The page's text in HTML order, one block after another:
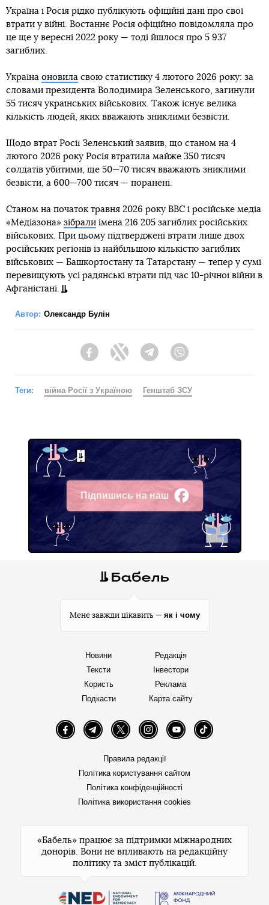
Україна і Росія рідко публікують офіційні дані про свої
втрати у війні. Востаннє Росія офіційно повідомляла про
це ще у вересні 2022 року — тоді йшлося про 5 937
загиблих.
Україна оновила свою статистику 4 лютого 2026 року: за
словами президента Володимира Зеленського, загинули
55 тисяч українських військових. Також існує велика
кількість людей, яких вважають зниклими безвісти.
Щодо втрат Росії Зеленський заявив, що станом на 4
лютого 2026 року Росія втратила майже 350 тисяч
солдатів убитими, ще 50—70 тисяч вважають зниклими
безвісти, а 600—700 тисяч — поранені.
Станом на початок травня 2026 року BBC і російське медіа
«Медіазона» зібрали імена 216 205 загиблих російських
військових. При цьому підтверджені втрати лише двох
російських регіонів із найбільшою кількістю загиблих
військових — Башкортостану та Татарстану — тепер у сумі
перевищують усі радянські втрати під час 10-річної війни в
Афганістані.
Автор: Олександр Булін
FacebookTwitter Telegram
Теги: війна Росії з Україною Генштаб ЗСУ
Підпишись на наш
Facebook
Мене завжди цікавить — як і чому
Новини
Тексти
Користь
Подкасти
Редакція
Інвестори
Реклама
Карта сайту
FacebookTelegramTwitter InstagramYouTube TikTok
Правила редакції
Політика користування сайтом
Політика конфіденційності
Політика використання cookies
«Бабель» працює за підтримки міжнародних
донорів. Вони не впливають на редакційну
політику та зміст публікацій.